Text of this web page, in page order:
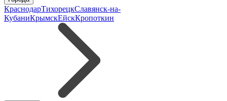
КраснодарТихорецкСлавянск-на-
КубаниКрымскЕйскКропоткин